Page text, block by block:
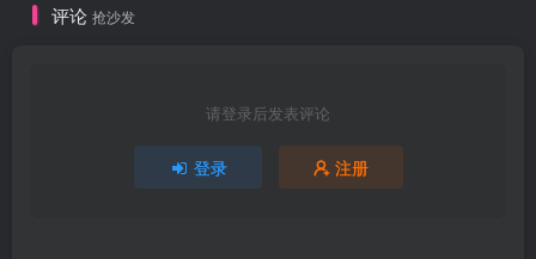
评论 抢沙发
请登录后发表评论
登录 注册